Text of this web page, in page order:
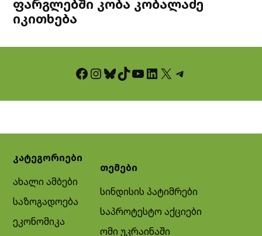
ფარგლებში კობა კობალაძე
იკითხება
Facebook InstagramBluesky TikTok YouTube LinkedIn X Telegram
კატეგორიები
ახალი ამბები
საზოგადოება
ეკონომიკა
თემები
სინდისის პატიმრები
საპროტესტო აქციები
ომი უკრაინაში